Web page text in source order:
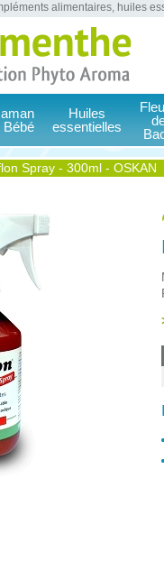
alimentaires, huiles
Bébé
Huiles
essentielles
Spray - 300ml - OSKAN